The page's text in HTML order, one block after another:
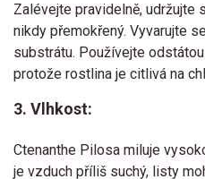
Zalévejte pravidelně, udržujte
nikdy přemokřený. Vyvarujte
substrátu. Používejte
protože rostlina je citlivá na
3. Vlhkost:
Ctenanthe Pilosa miluje
je vzduch příliš suchý, listy